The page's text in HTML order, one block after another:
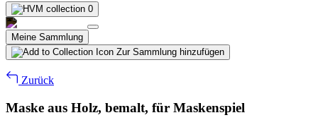
0
Meine Sammlung
Zur Sammlung hinzufügen
Zurück
Maske aus Holz, bemalt, für Maskenspiel